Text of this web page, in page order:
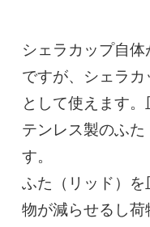
シェラカップ自
ですが、シェラカ
として使えます
テンレス製のふ
す。
ふた（リッド）
物が減らせるし